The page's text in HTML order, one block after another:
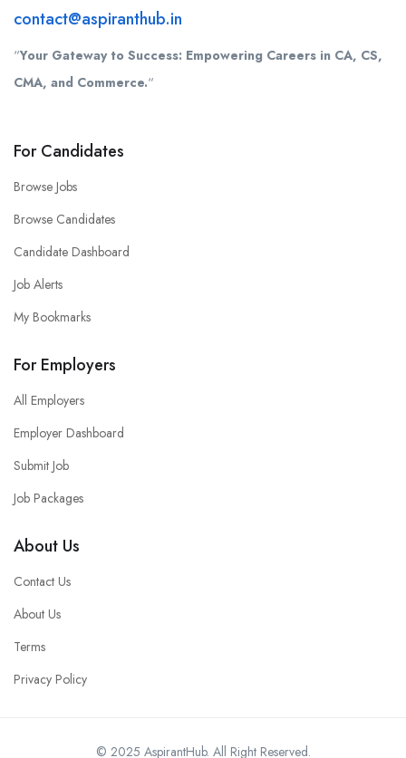
contact@aspiranthub.in
“Your Gateway to Success: Empowering Careers in CA, CS,
CMA, and Commerce.“
For Candidates
Browse Jobs
Browse Candidates
Candidate Dashboard
Job Alerts
My Bookmarks
For Employers
All Employers
Employer Dashboard
Submit Job
Job Packages
About Us
Contact Us
About Us
Terms
Privacy Policy
© 2025 AspirantHub. All Right Reserved.